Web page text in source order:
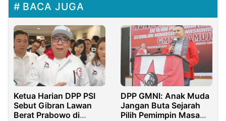
BACA JUGA
Ketua Harian DPP PSI
Sebut Gibran Lawan
Berat Prabowo di
DPP GMNI: Anak Muda
Jangan Buta Sejarah
Pilih Pemimpin Masa